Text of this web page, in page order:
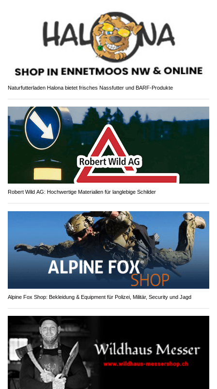
Naturfutterladen Halona bietet frisches Nassfutter und BARF-Produkte
Robert Wild AG: Hochwertige Materialien für langlebige Schilder
Alpine Fox Shop: Bekleidung & Equipment für Polizei, Militär, Security und Jagd